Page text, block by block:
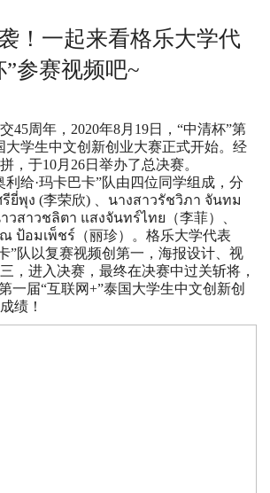
！一起来看格乐大学代
参赛视频吧~
45周年，2020年8月19日，“中清杯”第
大学生中文创新创业大赛正式开始。经
，于10月26日举办了总决赛。
利给·玛卡巴卡”队由四位同学组成，分
ยี่พุง (李荣欣) 、นางสาวรัชวิภา จันทม
วสาวชลิตา แสงจันทร์ไทย（李菲）、
ป้อมเพ็ชร์（丽珍）。格乐大学代表
”队以复赛视频创第一，海报设计、视
，进入决赛，最终在决赛中过关斩将，
一届“互联网+”泰国大学生中文创新创
绩！